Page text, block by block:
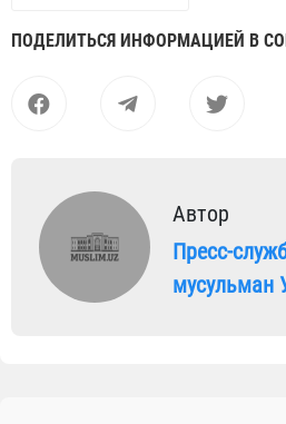
ПОДЕЛИТЬСЯ ИНФОРМАЦИЕЙ В
Автор
Пресс-
мусульман